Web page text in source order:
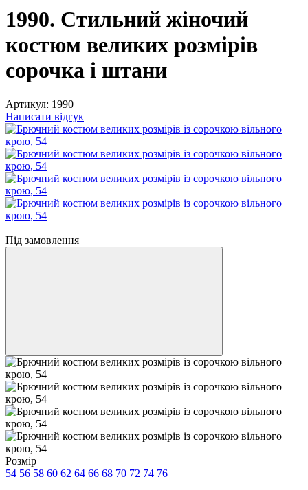
1990. Стильний жіночий
костюм великих розмірів
сорочка і штани
Артикул: 1990
Написати відгук
Під замовлення
Розмір
54 56 58 60 62 64 66 68 70 72 74 76